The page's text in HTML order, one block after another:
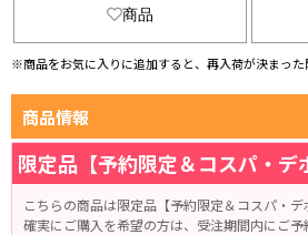
商品
※商品をお気に入りに追加すると、再入荷が決まった
商品情報
限定品【予約限定＆コスパ・デ
こちらの商品は限定品【予約限定＆コスパ・デ
確実にご購入を希望の方は、受注期間内にご予